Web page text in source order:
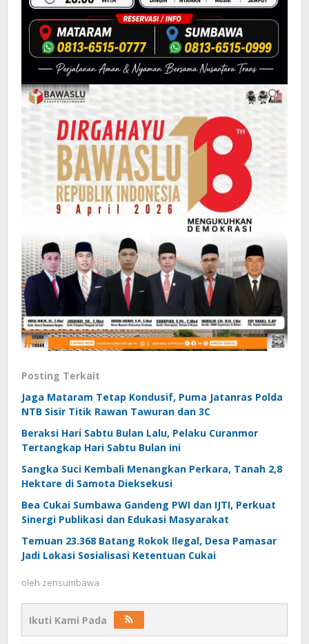
Posting Terkait
Jaga Mataram Tetap Kondusif, Puma Jatanras Polda
NTB Sisir Titik Rawan Tawuran dan 3C
Beraksi Hari Sabtu Bulan Lalu, Pelaku Curanmor
Tertangkap Hari Sabtu Bulan ini
Sangka Suci Kembali Menangkan Perkara, Tanah 2,8
Hektare di Samota Dieksekusi
Bea Cukai Sumbawa Gandeng PWI dan IJTI, Perkuat
Sinergi Publikasi dan Edukasi Masyarakat
Temuan 23.368 Batang Rokok Ilegal, Desa Pamasar
Jadi Lokasi Sosialisasi Ketentuan Cukai
oleh zensumbawa
Ikuti Kami Pada